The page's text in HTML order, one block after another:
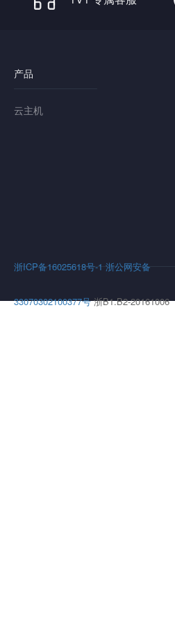
产品
云主机
浙ICP备16025618号-1 浙公网安备
33070302100377号 浙B1.B2-20161006